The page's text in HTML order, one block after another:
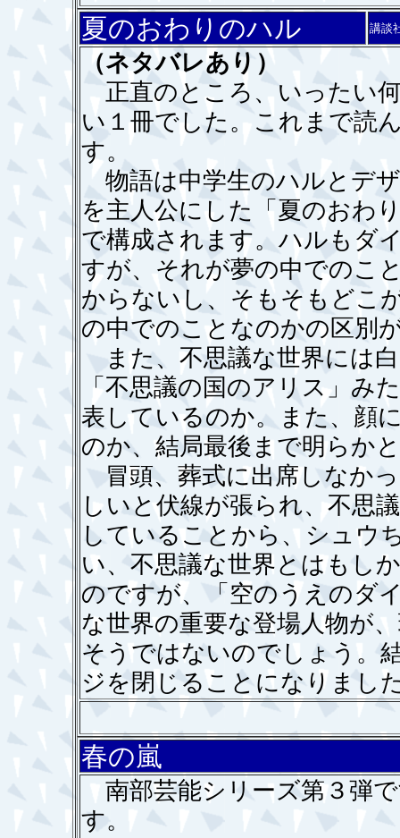
夏のおわりのハル 講談
（ネタバレあり）
正直のところ、いったい
い１冊でした。これまで読
す。
物語は中学生のハルとデ
を主人公にした「夏のおわ
で構成されます。ハルもダ
すが、それが夢の中でのこ
からないし、そもそもどこ
の中でのことなのかの区別
また、不思議な世界には
「不思議の国のアリス」み
表しているのか。また、顔
のか、結局最後まで明らか
冒頭、葬式に出席しなか
しいと伏線が張られ、不思
していることから、シュウ
い、不思議な世界とはもし
のですが、「空のうえのダ
な世界の重要な登場人物が
そうではないのでしょう。
ジを閉じることになりまし
春の嵐
南部芸能シリーズ第３弾
す。